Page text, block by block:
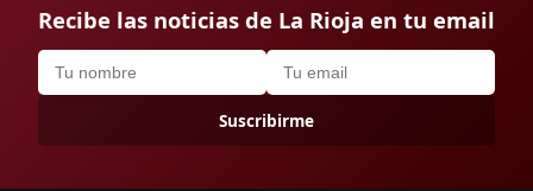
Recibe las noticias de La Rioja en tu email
Suscribirme